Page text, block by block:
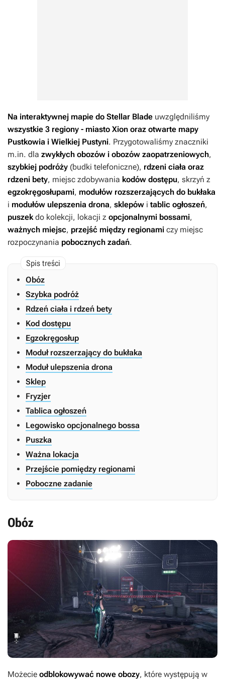
Na interaktywnej mapie do Stellar Blade uwzględniliśmy
wszystkie 3 regiony - miasto Xion oraz otwarte mapy
Pustkowia i Wielkiej Pustyni. Przygotowaliśmy znaczniki
m.in. dla zwykłych obozów i obozów zaopatrzeniowych,
szybkiej podróży (budki telefoniczne), rdzeni ciała oraz
rdzeni bety, miejsc zdobywania kodów dostępu, skrzyń z
egzokręgosłupami, modułów rozszerzających do bukłaka
i modułów ulepszenia drona, sklepów i tablic ogłoszeń,
puszekdo kolekcji, lokacji z opcjonalnymi bossami,
ważnych miejsc, przejść między regionami czy miejsc
rozpoczynania pobocznych zadań.
Obóz
Szybka podróż
Rdzeń ciała i rdzeń bety
Kod dostępu
Egzokręgosłup
Moduł rozszerzający do bukłaka
Moduł ulepszenia drona
Sklep
Fryzjer
Tablica ogłoszeń
Legowisko opcjonalnego bossa
Puszka
Ważna lokacja
Przejście pomiędzy regionami
Poboczne zadanie
Obóz
Możecie odblokowywać nowe obozy, które występują w